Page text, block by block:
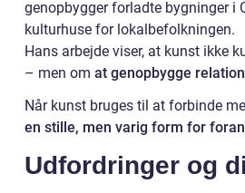
genopbygger forladte bygninger i
kulturhuse for lokalbefolkningen.
Hans arbejde viser, at kunst ikke
– men om at genopbygge
Når kunst bruges til at forbinde
en stille, men varig form for
Udfordringer og